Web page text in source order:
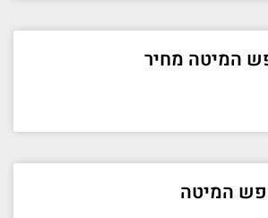
המיטה מחיר
המיטה